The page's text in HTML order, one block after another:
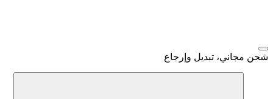
شحن مجاني، تبديل وإرجاع